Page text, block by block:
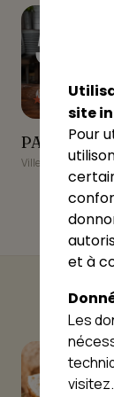
PATO Pizza
5
★★★★★
PATO Pizza
Villebois
site
Pour
et à
Les